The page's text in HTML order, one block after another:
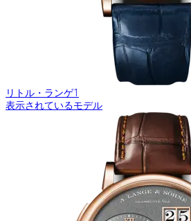
リトル・ランゲ1
表示されているモデル